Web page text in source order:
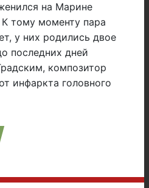
на Марине
тому моменту пара
у них родились двое
последних дней
композитор
инфаркта головного